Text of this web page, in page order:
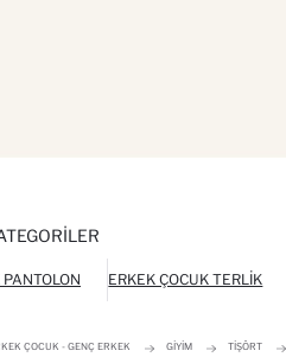
ERKEK ÇOCUK TERLIK
ÇOCUK - GENÇ ERKEK GIYIM TIŞÖRT